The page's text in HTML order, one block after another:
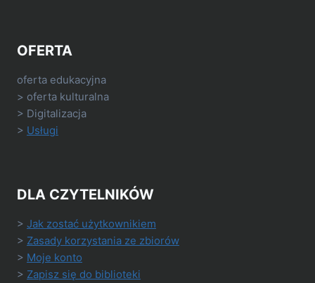
OFERTA
oferta edukacyjna
> oferta kulturalna
> Digitalizacja
> Usługi
DLA CZYTELNIKÓW
> Jak zostać użytkownikiem
> Zasady korzystania ze zbiorów
> Moje konto
> Zapisz się do biblioteki